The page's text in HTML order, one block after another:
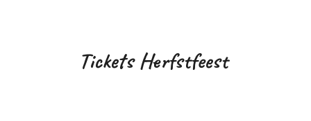
Tickets Herfstfeest